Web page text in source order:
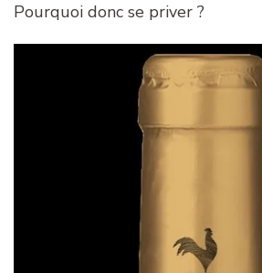
Pourquoi donc se priver ?